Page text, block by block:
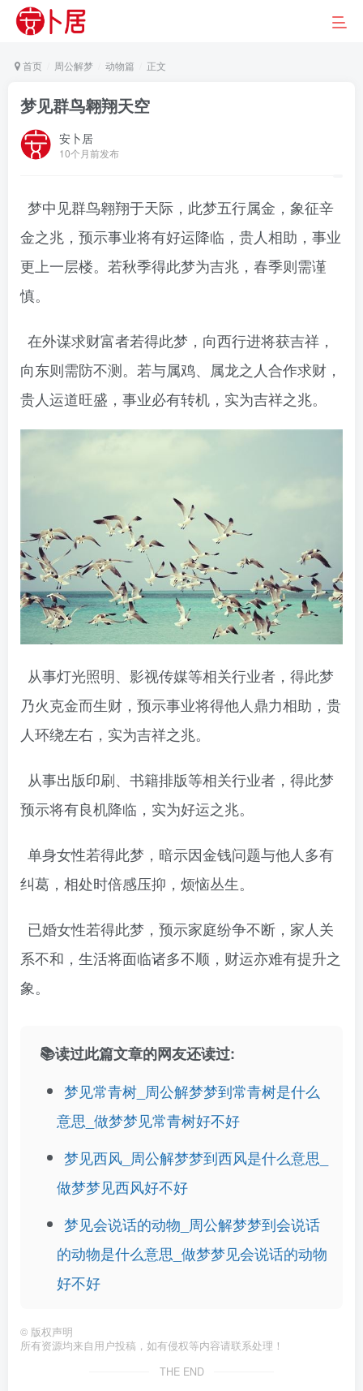
首页 周公解梦 动物篇 正文
梦见群鸟翱翔天空
安卜居
10个月前发布
梦中见群鸟翱翔于天际，此梦五行属金，象征辛
金之兆，预示事业将有好运降临，贵人相助，事业
更上一层楼。若秋季得此梦为吉兆，春季则需谨
慎。
在外谋求财富者若得此梦，向西行进将获吉祥，
向东则需防不测。若与属鸡、属龙之人合作求财，
贵人运道旺盛，事业必有转机，实为吉祥之兆。
从事灯光照明、影视传媒等相关行业者，得此梦
乃火克金而生财，预示事业将得他人鼎力相助，贵
人环绕左右，实为吉祥之兆。
从事出版印刷、书籍排版等相关行业者，得此梦
预示将有良机降临，实为好运之兆。
单身女性若得此梦，暗示因金钱问题与他人多有
纠葛，相处时倍感压抑，烦恼丛生。
已婚女性若得此梦，预示家庭纷争不断，家人关
系不和，生活将面临诸多不顺，财运亦难有提升之
象。
📚读过此篇文章的网友还读过:
梦见常青树_周公解梦梦到常青树是什么
意思_做梦梦见常青树好不好
梦见西风_周公解梦梦到西风是什么意思_
做梦梦见西风好不好
梦见会说话的动物_周公解梦梦到会说话
的动物是什么意思_做梦梦见会说话的动物
好不好
© 版权声明
所有资源均来自用户投稿，如有侵权等内容请联系处理！
THE END